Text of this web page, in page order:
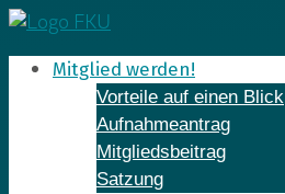
Skip
to
contentMitglied werden!
Vorteile auf einen Blick
Aufnahmeantrag
Mitgliedsbeitrag
Satzung